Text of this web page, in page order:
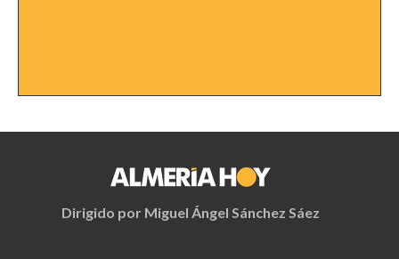
Dirigido por Miguel Ángel Sánchez Sáez